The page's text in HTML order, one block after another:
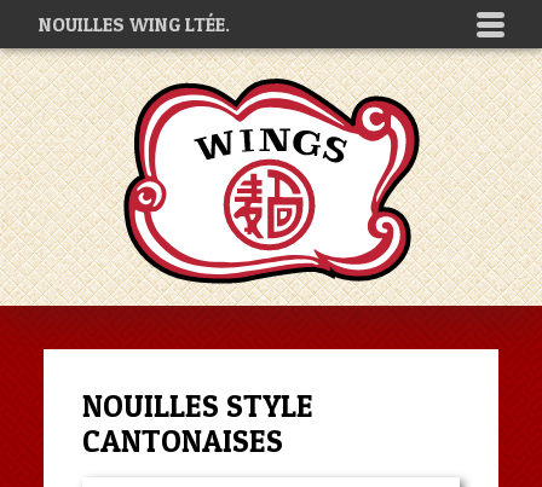
NOUILLES WING LTÉE.
NOUILLES STYLE
CANTONAISES